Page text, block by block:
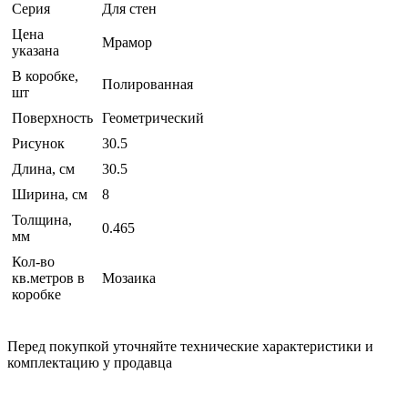
Серия
Для стен
Цена
указана
Мрамор
В коробке,
шт
Полированная
Поверхность Геометрический
Рисунок
30.5
Длина, см
30.5
Ширина, см
8
Толщина,
мм
0.465
Кол-во
кв.метров в
коробке
Мозаика
Перед покупкой уточняйте технические характеристики и
комплектацию у продавца